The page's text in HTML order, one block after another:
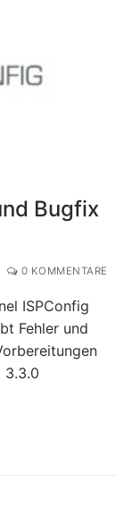
Bugfix
0 KOMMENTARE
ISPConfig
Fehler und
3.3.0